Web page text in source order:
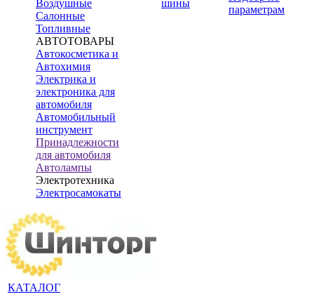
Воздушные
Салонные
Топливные
АВТОТОВАРЫ
Автокосметика и
Автохимия
Электрика и
электроника для
автомобиля
Автомобильный
инструмент
Принадлежности
для автомобиля
Автолампы
Электротехника
Электросамокаты
шины
параметрам
КАТАЛОГ